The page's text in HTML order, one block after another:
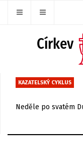
KAZATELSKÝ CYKLUS
Neděle po svatém